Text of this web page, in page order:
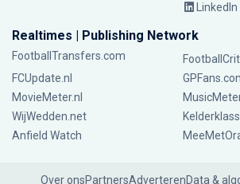
LinkedIn
Realtimes | Publishing Network
FootballTransfers.com
FCUpdate.nl
MovieMeter.nl
WijWedden.net
Anfield Watch
Over onsPartnersAdverterenData &